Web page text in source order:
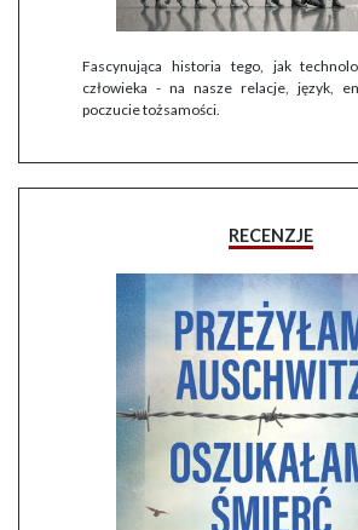
Fascynująca historia tego, jak
człowieka - na nasze relacje, język,
poczucie tożsamości.
RECENZJE